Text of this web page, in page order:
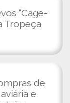
“Cage-
Tropeça
de
e